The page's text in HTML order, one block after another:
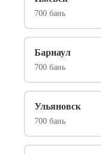
700 бань
Барнаул
700 бань
Ульяновск
700 бань